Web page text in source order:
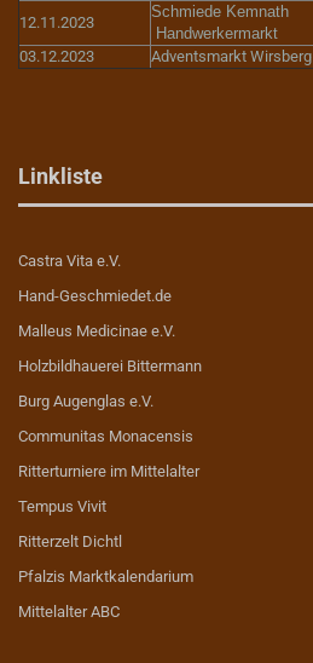
12.11.2023
Schmiede Kemnath
Handwerkermarkt
03.12.2023
Adventsmarkt Wirsberg
Linkliste
Castra Vita e.V.
Hand-Geschmiedet.de
Malleus Medicinae e.V.
Holzbildhauerei Bittermann
Burg Augenglas e.V.
Communitas Monacensis
Ritterturniere im Mittelalter
Tempus Vivit
Ritterzelt Dichtl
Pfalzis Marktkalendarium
Mittelalter ABC